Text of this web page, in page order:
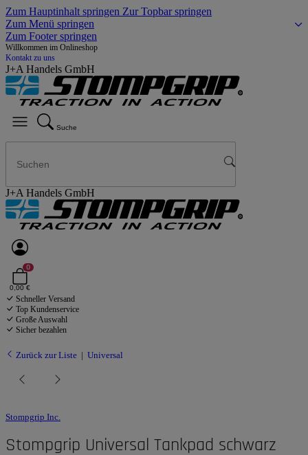
Zum Hauptinhalt springen Zur Topbar springen
Zum Menü springen
Zum Footer springen
Willkommen im Onlineshop
Kontakt zu uns
J+A Handels GmbH
Suche
J+A Handels GmbH
0
0,00 €
Schneller Versand
Top Kundenservice
Große Auswahl
Sicher bezahlen
Zurück zur Liste Universal
Stompgrip Inc.
Stompgrip Universal Tankpad schwarz